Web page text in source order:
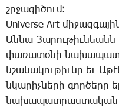
շրջա­գի­ծում։
Universe Art
Ան­նա ­­Յա­րու­թիւ­նեանն
փա­ռա­տօ­նի
նշա­նա­կու­թիւ­նը եւ
նկա­րիչ­նե­րի գոր­ծե­րը
նա­խա­պատ­րաս­տա­կան